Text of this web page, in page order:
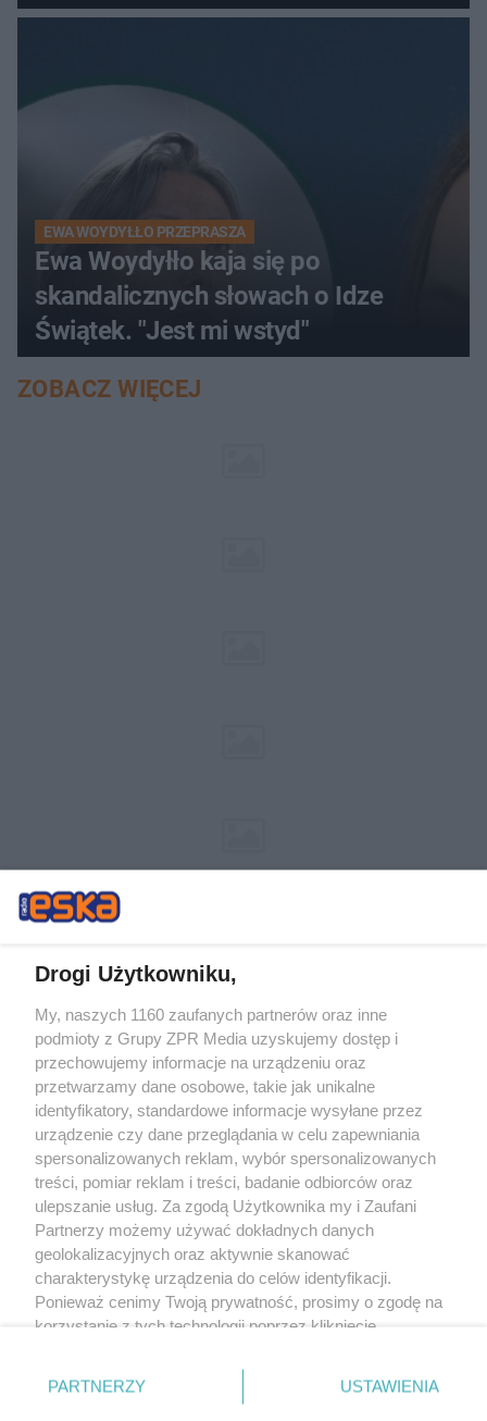
EWA WOYDYŁŁO PRZEPRASZA
Ewa Woydyłło kaja się po
skandalicznych słowach o Idze
Świątek. "Jest mi wstyd"
ZOBACZ WIĘCEJ
Żaden utwór zamieszczony w serwisie nie może być powielany i
rozpowszechniany lub dalej rozpowszechniany w jakikolwiek sposób (w
tym także elektroniczny lub mechaniczny) na jakimkolwiek polu
eksploatacji w jakiejkolwiek formie, włącznie z umieszczaniem w Internecie
bez pisemnej zgody właściciela praw. Jakiekolwiek użycie lub
wykorzystanie utworów w całości lub w części z naruszeniem prawa, tzn.
bez właściwej zgody, jest zabronione pod groźbą kary i może być ścigane
prawnie.
O nas
Drogi Użytkowniku,
My, naszych 1160 zaufanych partnerów oraz inne
podmioty z Grupy ZPR Media uzyskujemy dostęp i
przechowujemy informacje na urządzeniu oraz
przetwarzamy dane osobowe, takie jak unikalne
identyfikatory, standardowe informacje wysyłane przez
urządzenie czy dane przeglądania w celu zapewniania
spersonalizowanych reklam, wybór spersonalizowanych
treści, pomiar reklam i treści, badanie odbiorców oraz
ulepszanie usług. Za zgodą Użytkownika my i Zaufani
Partnerzy możemy używać dokładnych danych
geolokalizacyjnych oraz aktywnie skanować
charakterystykę urządzenia do celów identyfikacji.
Ponieważ cenimy Twoją prywatność, prosimy o zgodę na
korzystanie z tych technologii poprzez kliknięcie
zmienić/wycofać klikając przycisk ustawień prywatności
znajdujący się w lewym dolnym rogu strony
PARTNERZY USTAWIENIA